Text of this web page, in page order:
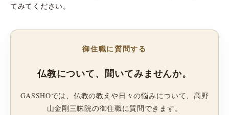
てみてください。
御住職に質問する
仏教について、聞いてみませんか。
GASSHOでは、仏教の教えや日々の悩みについて、高野
山金剛三昧院の御住職に質問できます。